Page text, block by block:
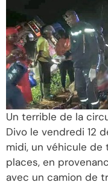
Un terrible de la
Divo le vendredi 12
midi, un véhicule
places, en
avec un camion de